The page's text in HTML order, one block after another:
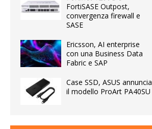
FortiSASE Outpost,
convergenza firewall e
SASE
Ericsson, AI enterprise
con una Business Data
Fabric e SAP
Case SSD, ASUS annuncia
il modello ProArt PA40SU